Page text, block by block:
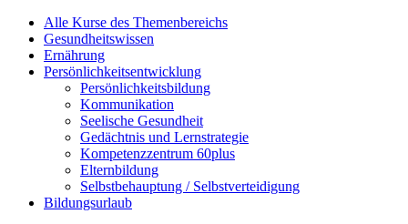
Alle Kurse des Themenbereichs
Gesundheitswissen
Ernährung
Persönlichkeitsentwicklung
Persönlichkeitsbildung
Kommunikation
Seelische Gesundheit
Gedächtnis und Lernstrategie
Kompetenzzentrum 60plus
Elternbildung
Selbstbehauptung / Selbstverteidigung
Bildungsurlaub